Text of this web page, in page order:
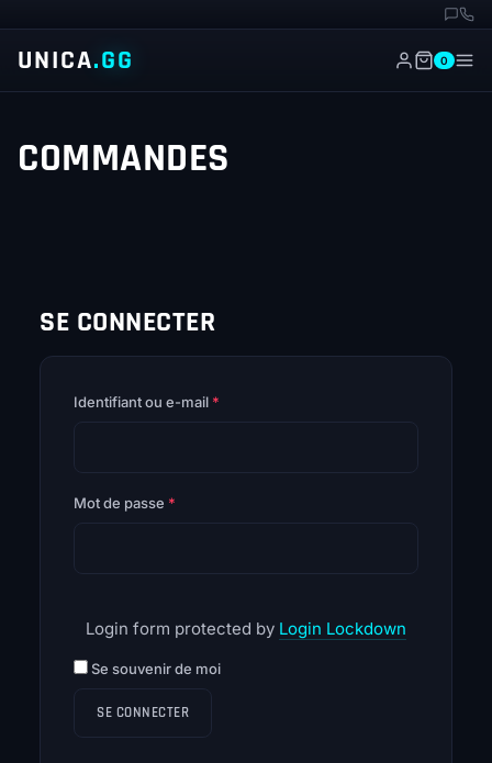
UNICA.GG 0
COMMANDES
SE CONNECTER
Identifiant ou e-mail *
Mot de passe *
Login form protected by Login Lockdown
Se souvenir de moi
SE CONNECTER